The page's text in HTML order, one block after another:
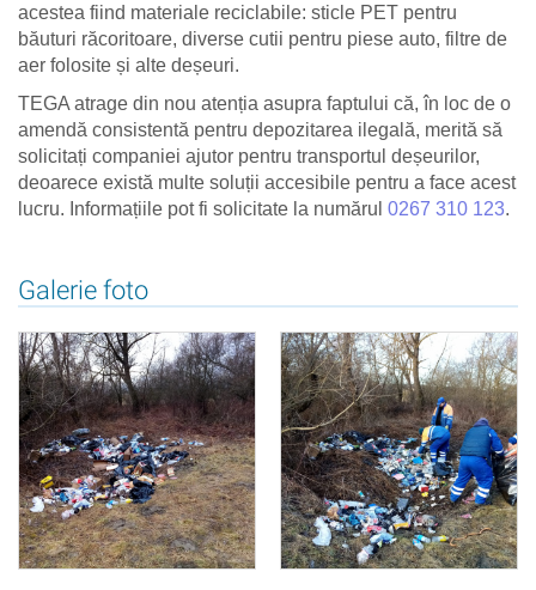
acestea fiind materiale reciclabile: sticle PET pentru
băuturi răcoritoare, diverse cutii pentru piese auto, filtre de
aer folosite și alte deșeuri.
TEGA atrage din nou atenția asupra faptului că, în loc de o
amendă consistentă pentru depozitarea ilegală, merită să
solicitați companiei ajutor pentru transportul deșeurilor,
deoarece există multe soluții accesibile pentru a face acest
lucru. Informațiile pot fi solicitate la numărul 0267 310 123.
Galerie foto